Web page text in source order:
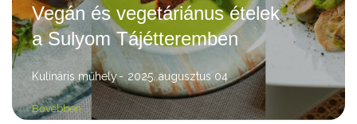
Vegán és vegetáriánus ételek
a Sulyom Tájétteremben
Kulináris műhely 2025. augusztus 04
Bővebben …